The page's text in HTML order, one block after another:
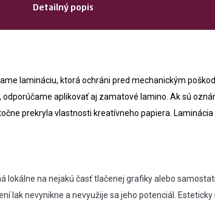
Detailný popis
lamináciu, ktorá ochráni pred mechanickým
aplikovať aj zamatové lamino. Ak sú
prekryla vlastnosti kreatívneho papiera.
lokálne na nejakú časť tlačenej grafiky alebo
lak nevynikne a nevyužije sa jeho potenciál.